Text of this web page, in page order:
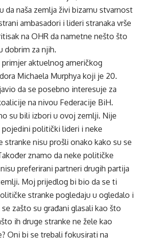
da naša zemlja živi bizarnu stvarnost
ambasadori i lideri stranaka vrše
na OHR da nametne nešto što
dobrim za njih.
primjer aktuelnog američkog
Michaela Murphya koji je 20.
da se posebno interesuje za
na nivou Federacije BiH.
su bili izbori u ovoj zemlji. Nije
pojedini politički lideri i neke
stranke nisu prošli onako kako su se
znamo da neke političke
preferirani partneri drugih partija
Moj prijedlog bi bio da se ti
stranke pogledaju u ogledalo i
zašto su građani glasali kao što
ih druge stranke ne žele kao
Oni bi se trebali fokusirati na